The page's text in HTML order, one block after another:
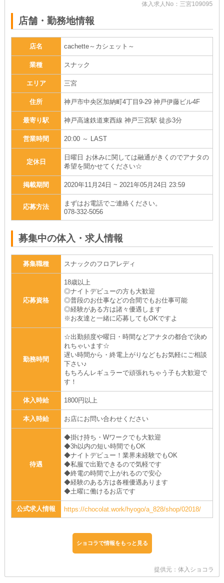
体入求人No：三宮109095
店舗・勤務地情報
店名 cachette～カシェット～
業種 スナック
エリア 三宮
住所 神戸市中央区加納町4丁目9-29 神戸伊藤ビル4F
最寄り駅 神戸高速鉄道東西線 神戸三宮駅 徒歩3分
営業時間 20:00 ～ LAST
定休日
日曜日 お休みに関しては融通がきくのでアナタの
希望を聞かせてください☆
掲載期間 2020年11月24日 ~ 2021年05月24日 23:59
応募方法
まずはお電話でご連絡ください。
078-332-5056
募集中の体入・求人情報
募集職種 スナックのフロアレディ
応募資格
18歳以上
◎ナイトデビューの方も大歓迎
◎普段のお仕事などの合間でもお仕事可能
◎経験がある方は諸々優遇します
※お友達と一緒に応募してもOKですよ
勤務時間
☆出勤頻度や曜日・時間などアナタの都合で決め
れちゃいます☆
遅い時間から・終電上がりなどもお気軽にご相談
下さい♪
もちろんレギュラーで頑張れちゃう子も大歓迎で
す！
体入時給 1800円以上
本入時給 お店にお問い合わせください
待遇
◆掛け持ち・Wワークでも大歓迎
◆3h以内の短い時間でもOK
◆ナイトデビュー！業界未経験でもOK
◆私服で出勤できるので気軽です
◆終電の時間で上がれるので安心
◆経験のある方は各種優遇あります
◆土曜に働けるお店です
公式求人情報 https://chocolat.work/hyogo/a_828/shop/02018/
ショコラで情報をもっと見る
提供元：体入ショコラ